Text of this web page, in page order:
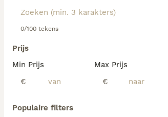
0/100 tekens
Prijs
Min Prijs
€
Max Prijs
€
Populaire filters